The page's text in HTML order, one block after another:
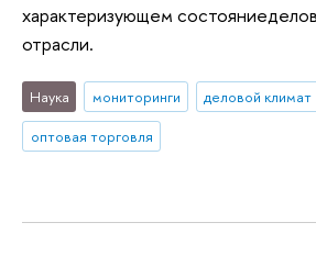
характеризующем
отрасли.
Наука мониторинги
деловой климат
оптовая торговля